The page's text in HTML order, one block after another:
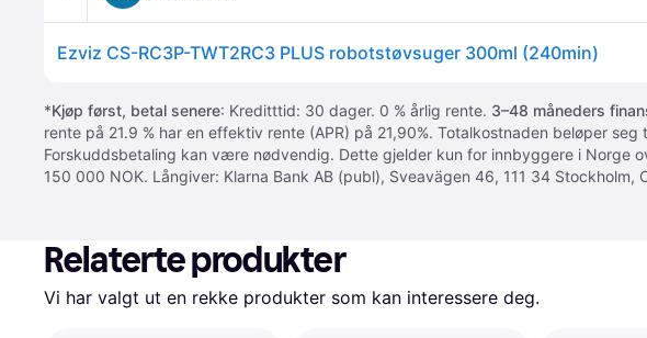
Ezviz CS-RC3P-TWT2RC3 PLUS robotstøvsuger 300ml (240min)
*Kjøp først, betal senere: Kreditttid: 30 dager. 0 % årlig rente. 3–48 måneders
rente på 21.9 % har en effektiv rente (APR) på 21,90%. Totalkostnaden beløper
Forskuddsbetaling kan være nødvendig. Dette gjelder kun for innbyggere i Norge
150 000 NOK. Långiver: Klarna Bank AB (publ), Sveavägen 46, 111 34 Stockholm,
Relaterte produkter
Vi har valgt ut en rekke produkter som kan interessere deg.